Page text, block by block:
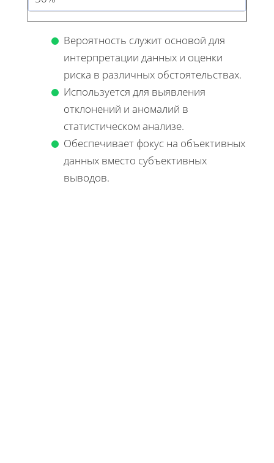
Вероятность служит основой для
интерпретации данных и оценки
риска в различных обстоятельствах.
Используется для выявления
отклонений и аномалий в
статистическом анализе.
Обеспечивает фокус на объективных
данных вместо субъективных
выводов.